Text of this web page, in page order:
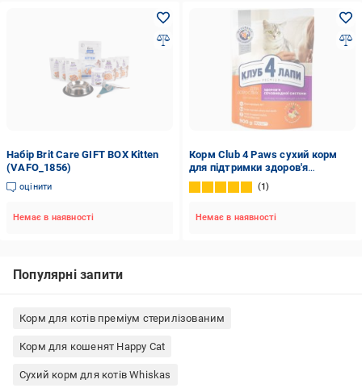
Набір Brit Care GIFT BOX Kitten
(VAFO_1856)
оцінити
Немає в наявності
Корм Club 4 Paws сухий корм
для підтримки здоров'я
сечовивідної системи 900 г
1
Немає в наявності
Популярні запити
Корм для котів преміум стерилізованим
Корм для кошенят Happy Cat
Сухий корм для котів Whiskas